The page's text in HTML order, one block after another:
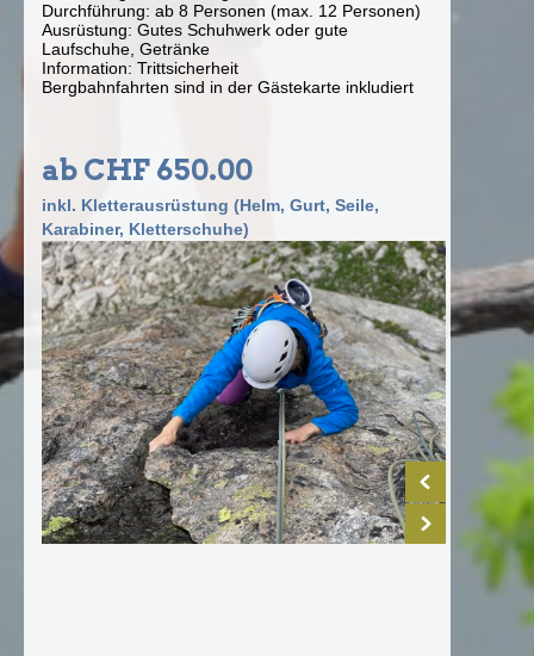
Durchführung: ab 8 Personen (max. 12 Personen)
Ausrüstung: Gutes Schuhwerk oder gute
Laufschuhe, Getränke
Information: Trittsicherheit
Bergbahnfahrten sind in der Gästekarte inkludiert
ab CHF 650.00
inkl. Kletterausrüstung (Helm, Gurt, Seile,
Karabiner, Kletterschuhe)